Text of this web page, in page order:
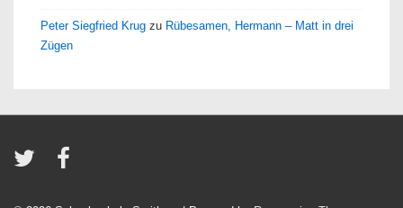
Peter Siegfried Krug zu Rübesamen, Hermann – Matt in drei
Zügen